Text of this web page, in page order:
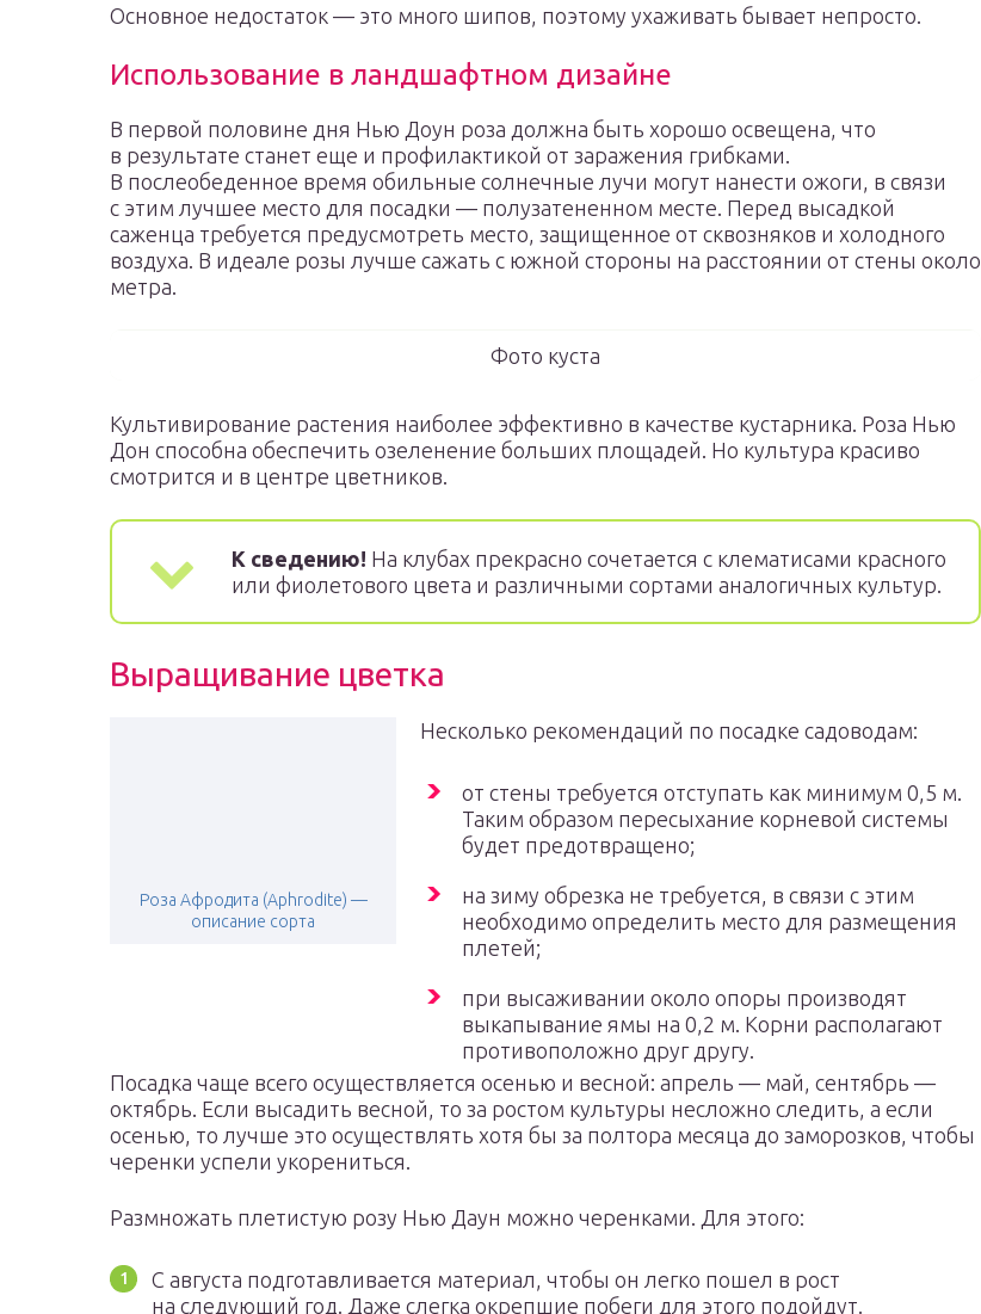
Основное недостаток — это много шипов, поэтому ухаживать бывает непросто.
Использование в ландшафтном дизайне
В первой половине дня Нью Доун роза должна быть хорошо освещена, что
в результате станет еще и профилактикой от заражения грибками.
В послеобеденное время обильные солнечные лучи могут нанести ожоги, в связи
с этим лучшее место для посадки — полузатененном месте. Перед высадкой
саженца требуется предусмотреть место, защищенное от сквозняков и холодного
воздуха. В идеале розы лучше сажать с южной стороны на расстоянии от стены около
метра.
Фото куста
Культивирование растения наиболее эффективно в качестве кустарника. Роза Нью
Дон способна обеспечить озеленение больших площадей. Но культура красиво
смотрится и в центре цветников.
К сведению! На клубах прекрасно сочетается с клематисами красного
или фиолетового цвета и различными сортами аналогичных культур.
Выращивание цветка
Роза Афродита (Aphrodite) —
описание сорта
Несколько рекомендаций по посадке садоводам:
от стены требуется отступать как минимум 0,5 м.
Таким образом пересыхание корневой системы
будет предотвращено;
на зиму обрезка не требуется, в связи с этим
необходимо определить место для размещения
плетей;
при высаживании около опоры производят
выкапывание ямы на 0,2 м. Корни располагают
противоположно друг другу.
Посадка чаще всего осуществляется осенью и весной: апрель — май, сентябрь —
октябрь. Если высадить весной, то за ростом культуры несложно следить, а если
осенью, то лучше это осуществлять хотя бы за полтора месяца до заморозков, чтобы
черенки успели укорениться.
Размножать плетистую розу Нью Даун можно черенками. Для этого:
С августа подготавливается материал, чтобы он легко пошел в рост
на следующий год. Даже слегка окрепшие побеги для этого подойдут.